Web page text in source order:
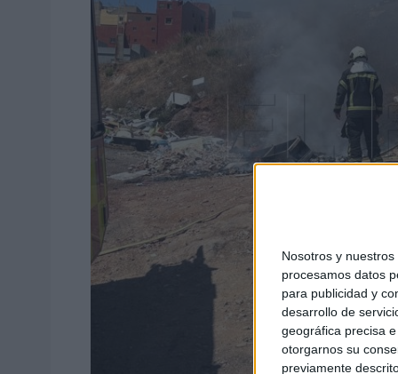
Nosotros y nuestros
procesamos datos
para publicidad y
desarrollo de
geográfica precisa
otorgarnos su
previamente